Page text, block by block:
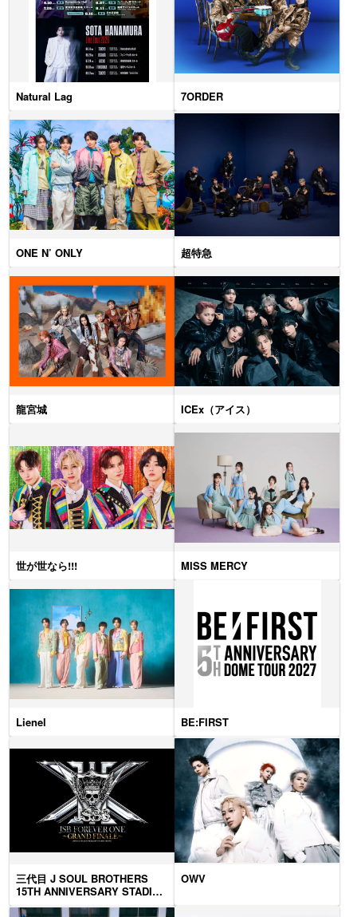
Natural Lag 7ORDER
ONE N’ ONLY 超特急
龍宮城 ICEx（アイス）
世が世なら!!! MISS MERCY
Lienel BE:FIRST
三代目 J SOUL BROTHERS
15TH ANNIVERSARY STADIUM
LIVE "JSB FOREVER ONE" ～
OWV